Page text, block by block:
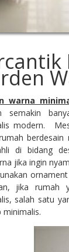
warna
semakin
modern.
berdesain
di bidang
jika ingin
jika rumah
salah satu
minimalis.